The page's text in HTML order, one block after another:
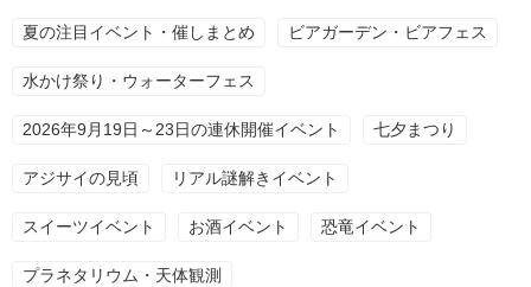
夏の注目イベント・催しまとめ ビアガーデン・ビアフェス
水かけ祭り・ウォーターフェス
2026年9月19日～23日の連休開催イベント 七夕まつり
アジサイの見頃 リアル謎解きイベント
スイーツイベント お酒イベント 恐竜イベント
プラネタリウム・天体観測